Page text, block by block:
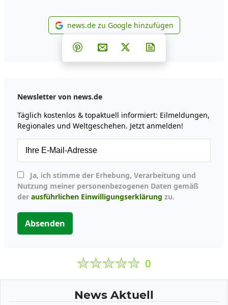
news.de zu Google
news.de zu Google hinzufügen
Teilen auf Facebook
Teilen auf Whatsapp
Teilen auf Telegram
Teilen auf Pinterest
Per E-Mail teilen
Post auf X
Newsletter von news.de
Täglich kostenlos & topaktuell informiert: Eilmeldungen,
Regionales und Weltgeschehen. Jetzt anmelden!
Nutzung meiner personenbezogenen Daten gemäß
der ausführlichen Einwilligungserklärung zu.
Absenden
0
News Aktuell